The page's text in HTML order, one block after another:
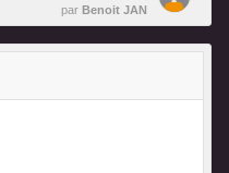
par Benoit JAN